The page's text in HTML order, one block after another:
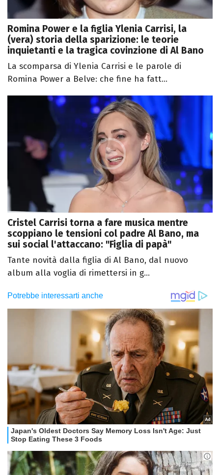
Romina Power e la figlia Ylenia Carrisi, la
(vera) storia della sparizione: le teorie
inquietanti e la tragica covinzione di Al Bano
La scomparsa di Ylenia Carrisi e le parole di
Romina Power a Belve: che fine ha fatt...
Cristel Carrisi torna a fare musica mentre
scoppiano le tensioni col padre Al Bano, ma
sui social l'attaccano: "Figlia di papà"
Tante novità dalla figlia di Al Bano, dal nuovo
album alla voglia di rimettersi in g...